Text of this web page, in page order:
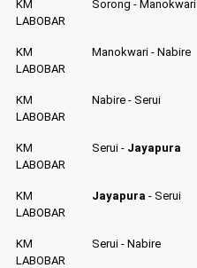
KM
LABOBAR
Sorong - Manokwari
KM
LABOBAR
Manokwari - Nabire
KM
LABOBAR
Nabire - Serui
KM
LABOBAR
Serui - Jayapura
KM
LABOBAR
Jayapura - Serui
KM
LABOBAR
Serui - Nabire